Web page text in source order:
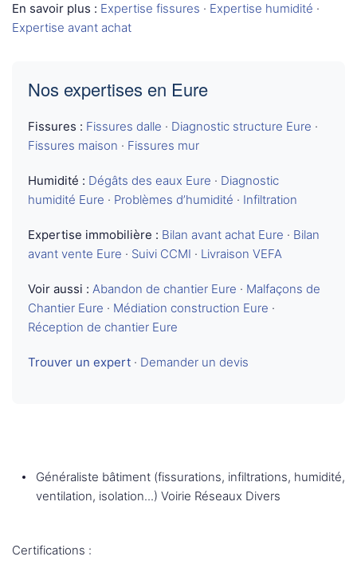
En savoir plus : Expertise fissures · Expertise humidité ·
Expertise avant achat
Nos expertises en Eure
Fissures : Fissures dalle · Diagnostic structure Eure ·
Fissures maison · Fissures mur
Humidité : Dégâts des eaux Eure · Diagnostic
humidité Eure · Problèmes d’humidité · Infiltration
Expertise immobilière : Bilan avant achat Eure · Bilan
avant vente Eure · Suivi CCMI · Livraison VEFA
Voir aussi : Abandon de chantier Eure · Malfaçons de
Chantier Eure · Médiation construction Eure ·
Réception de chantier Eure
Trouver un expert · Demander un devis
Généraliste bâtiment (fissurations, infiltrations, humidité,
ventilation, isolation...) Voirie Réseaux Divers
Certifications :